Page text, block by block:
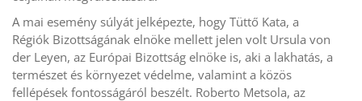
A mai esemény súlyát jelképezte, hogy Tüttő Kata, a
Régiók Bizottságának elnöke mellett jelen volt Ursula von
der Leyen, az Európai Bizottság elnöke is, aki a lakhatás, a
természet és környezet védelme, valamint a közös
fellépések fontosságáról beszélt. Roberto Metsola, az